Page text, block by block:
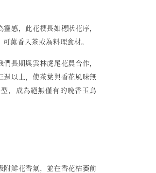
感，此花梗長如穗狀花序，
薰香入茶或為料理食材。
長期與雲林虎尾花農合作，
以上，使茶葉與香花風味無
，成為絕無僅有的晚香玉烏
鮮花香氣，並在香花枯萎前